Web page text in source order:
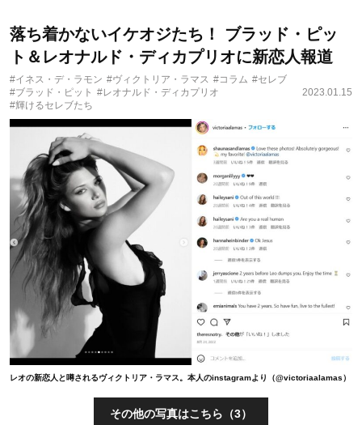
落ち着かないイケオジたち！ ブラッド・ピッ
ト＆レオナルド・ディカプリオに新恋人報道
#イネス・デ・ラモン #ヴィクトリア・ラマス #コラム #セレブ
#ブラッド・ピット #レオナルド・ディカプリオ
#輝けるセレブたち
2023.01.15
レオの新恋人と噂されるヴィクトリア・ラマス。本人のinstagramより（@victoriaalamas）
その他の写真はこちら（3）